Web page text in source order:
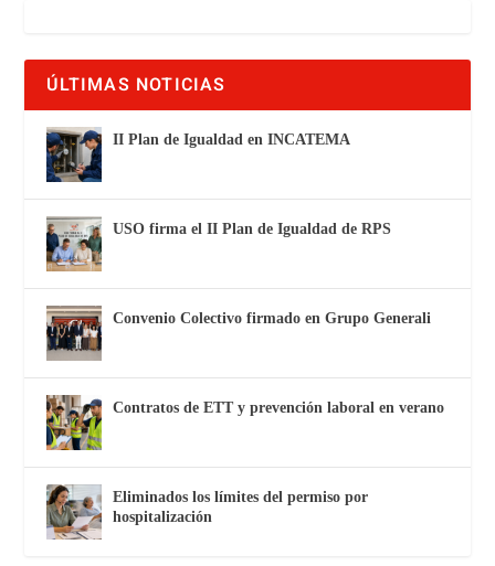
ÚLTIMAS NOTICIAS
II Plan de Igualdad en INCATEMA
USO firma el II Plan de Igualdad de RPS
Convenio Colectivo firmado en Grupo Generali
Contratos de ETT y prevención laboral en verano
Eliminados los límites del permiso por
hospitalización